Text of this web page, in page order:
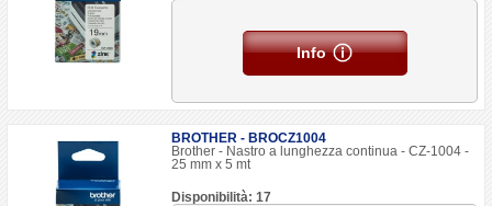
Info
BROTHER - BROCZ1004
Brother - Nastro a lunghezza continua - CZ-1004 -
25 mm x 5 mt
Disponibilità: 17